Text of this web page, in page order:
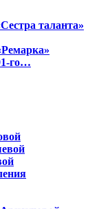
таланта»
го…